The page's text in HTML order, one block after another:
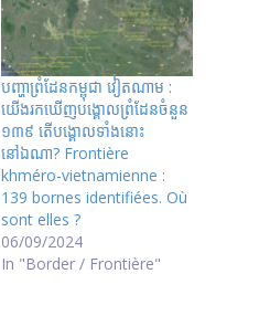
បញ្ហាព្រំដែនកម្ពុជា វៀតណាម :
យើងរកឃើញបង្គោលព្រំដែនចំនួន
១៣៩ តើបង្គោលទាំងនោះ
នៅឯណា? Frontière
khméro-vietnamienne :
139 bornes identifiées. Où
sont elles ?
06/09/2024
In "Border / Frontière"